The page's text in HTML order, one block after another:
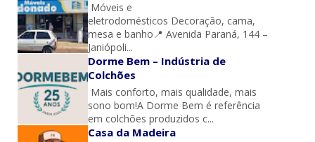
Móveis e
eletrodomésticos Decoração, cama,
mesa e banho📍 Avenida Paraná, 144 –
Janiópoli...
Dorme Bem – Indústria de
Colchões
Mais conforto, mais qualidade, mais
sono bom!A Dorme Bem é referência
em colchões produzidos c...
Casa da Madeira